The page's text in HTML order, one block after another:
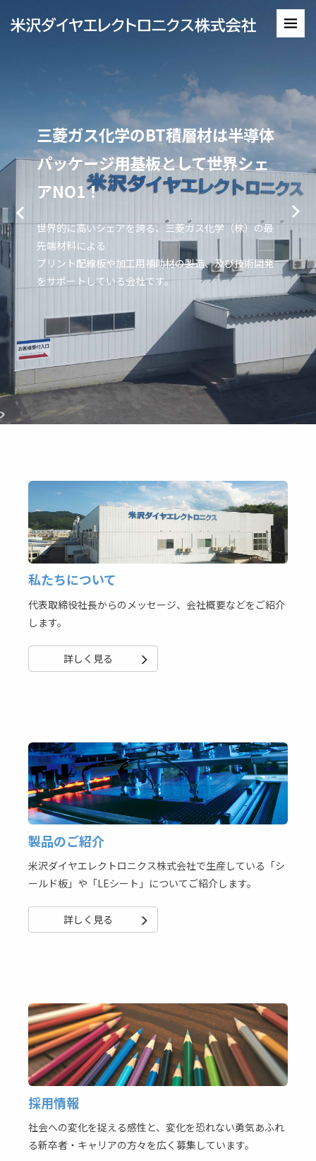
三菱ガス化学のBT積層材は半導体
パッケージ用基板として世界シェ
アNO1！
世界的に高いシェアを誇る、三菱ガス化学（株）の最
先端材料による
プリント配線板や加工用補助材の製造、及び技術開発
をサポートしている会社です。
三菱ガス化学のBT積層材は半導体
パッケージ用基板として世界シェ
アNO1！
世界的に高いシェアを誇る、三菱ガス化学（株）の最
先端材料による
プリント配線板や加工用補助材の製造、及び技術開発
をサポートしている会社です。
私たちについて
代表取締役社長からのメッセージ、会社概要などをご紹介
します。
詳しく見る
製品のご紹介
米沢ダイヤエレクトロニクス株式会社で生産している「シ
ールド板」や「LEシート」についてご紹介します。
詳しく見る
採用情報
社会への変化を捉える感性と、変化を恐れない勇気あふれ
る新卒者・キャリアの方々を広く募集しています。